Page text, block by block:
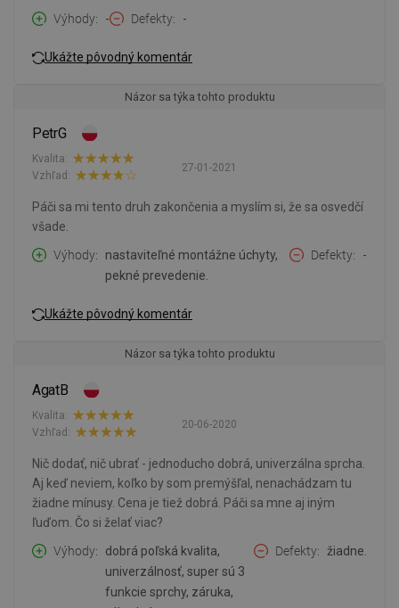
Výhody
- Defekty -
Ukážte pôvodný komentár
Názor sa týka tohto produktu
PetrG
27-01-2021
Kvalita:
Vzhľad:
Páči sa mi tento druh zakončenia a myslím si, že sa osvedčí
všade.
Výhody
nastaviteľné montážne úchyty,
pekné prevedenie.
Defekty -
Ukážte pôvodný komentár
Názor sa týka tohto produktu
AgatB
20-06-2020
Kvalita:
Vzhľad:
Nič dodať, nič ubrať - jednoducho dobrá, univerzálna sprcha.
Aj keď neviem, koľko by som premýšľal, nenachádzam tu
žiadne mínusy. Cena je tiež dobrá. Páči sa mne aj iným
ľuďom. Čo si želať viac?
Výhody
dobrá poľská kvalita,
univerzálnosť, super sú 3
funkcie sprchy, záruka,
Defekty žiadne.